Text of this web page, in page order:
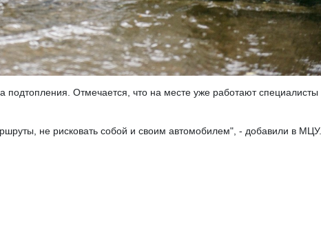
Отмечается, что на месте уже работают специалисты
не рисковать собой и своим автомобилем", - добавили в МЦУ.